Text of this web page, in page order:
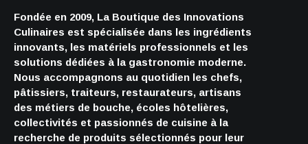
Fondée en 2009, La Boutique des Innovations
Culinaires est spécialisée dans les ingrédients
innovants, les matériels professionnels et les
solutions dédiées à la gastronomie moderne.
Nous accompagnons au quotidien les chefs,
pâtissiers, traiteurs, restaurateurs, artisans
des métiers de bouche, écoles hôtelières,
collectivités et passionnés de cuisine à la
recherche de produits sélectionnés pour leur